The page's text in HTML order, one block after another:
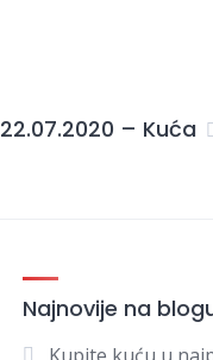
22.07.2020 – Kuća
Najnovije na